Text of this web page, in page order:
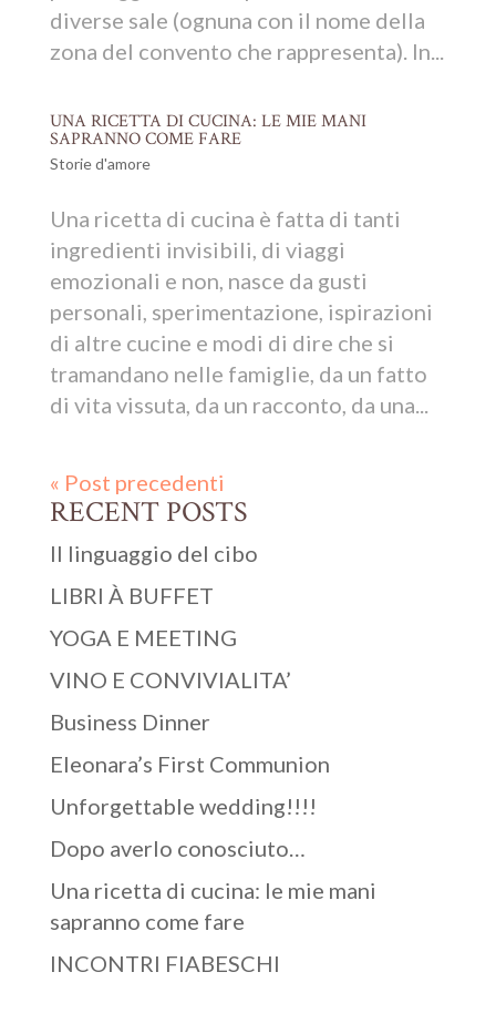
diverse sale (ognuna con il nome della
zona del convento che rappresenta). In...
UNA RICETTA DI CUCINA: LE MIE MANI
SAPRANNO COME FARE
Storie d'amore
Una ricetta di cucina è fatta di tanti
ingredienti invisibili, di viaggi
emozionali e non, nasce da gusti
personali, sperimentazione, ispirazioni
di altre cucine e modi di dire che si
tramandano nelle famiglie, da un fatto
di vita vissuta, da un racconto, da una...
« Post precedenti
RECENT POSTS
Il linguaggio del cibo
LIBRI À BUFFET
YOGA E MEETING
VINO E CONVIVIALITA’
Business Dinner
Eleonara’s First Communion
Unforgettable wedding!!!!
Dopo averlo conosciuto…
Una ricetta di cucina: le mie mani
sapranno come fare
INCONTRI FIABESCHI